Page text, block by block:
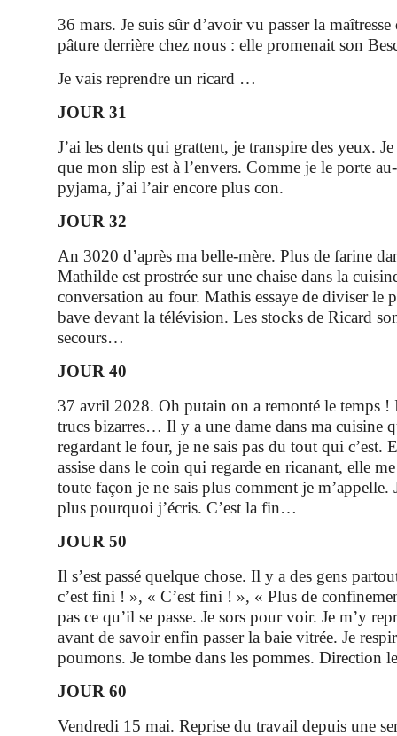
36 mars. Je suis sûr d’avoir vu passer la
pâture derrière chez nous : elle promenait son
Je vais reprendre un ricard …
JOUR 31
J’ai les dents qui grattent, je transpire des yeux.
que mon slip est à l’envers. Comme je le porte
pyjama, j’ai l’air encore plus con.
JOUR 32
An 3020 d’après ma belle-mère. Plus de farine
Mathilde est prostrée sur une chaise dans la
conversation au four. Mathis essaye de diviser le
bave devant la télévision. Les stocks de Ricard
secours…
JOUR 40
37 avril 2028. Oh putain on a remonté le temps !
trucs bizarres… Il y a une dame dans ma cuisine
regardant le four, je ne sais pas du tout qui c’est.
assise dans le coin qui regarde en ricanant, elle
toute façon je ne sais plus comment je m’appelle.
plus pourquoi j’écris. C’est la fin…
JOUR 50
Il s’est passé quelque chose. Il y a des gens
c’est fini ! », « C’est fini ! », « Plus de
pas ce qu’il se passe. Je sors pour voir. Je m’y
avant de savoir enfin passer la baie vitrée. Je
poumons. Je tombe dans les pommes. Direction
JOUR 60
Vendredi 15 mai. Reprise du travail depuis une